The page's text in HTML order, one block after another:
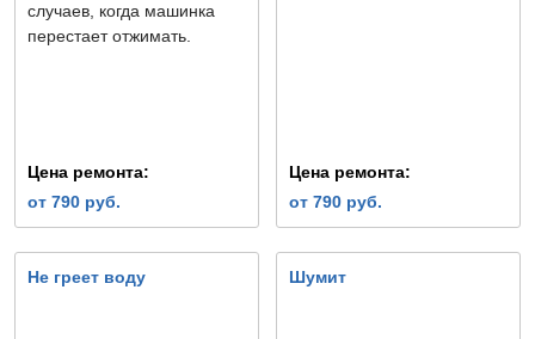
случаев, когда машинка
перестает отжимать.
Цена ремонта:
от 790 руб.
Цена ремонта:
от 790 руб.
Не греет воду Шумит